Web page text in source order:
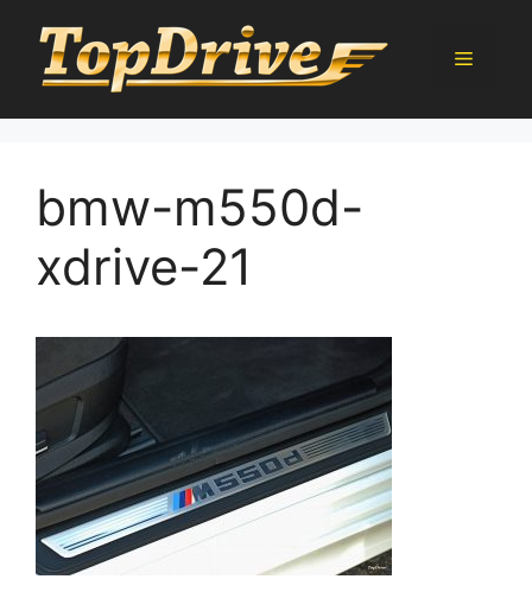
obsah
Menu
bmw-m550d-
xdrive-21